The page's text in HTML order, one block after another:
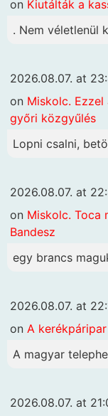
on Kiutálták a
. Nem véletlenül
2026.08.07. at
on Miskolc.
győri közgyűlés
Lopni csalni,
2026.08.07. at
on Miskolc. Toca
Bandesz
egy brancs
2026.08.07. at
on A
A magyar
2026.08.07. at